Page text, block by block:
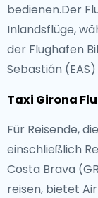
bedienen.Der
Inlandsflüge,
der Flughafen
Sebastián
Taxi Girona
Für Reisende,
einschließlich
Costa Brava
reisen, bietet